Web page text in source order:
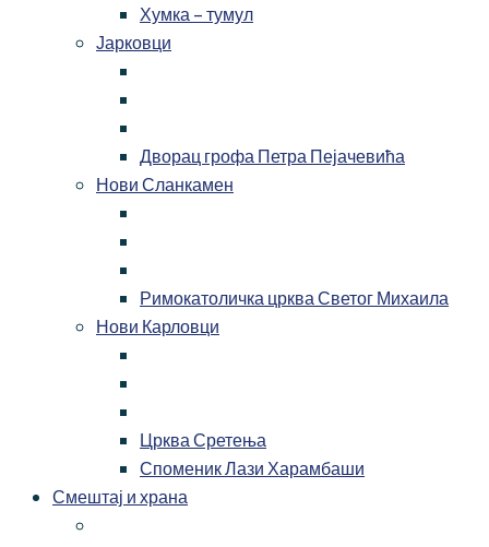
Хумка – тумул
Јарковци
Дворац грофа Петра Пејачевића
Нови Сланкамен
Римокатоличка црква Светог Михаила
Нови Карловци
Црква Сретења
Споменик Лази Харамбаши
Смештај и храна